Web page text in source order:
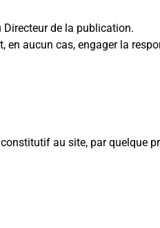
de la publication.
aucun cas, engager la
au site, par quelque